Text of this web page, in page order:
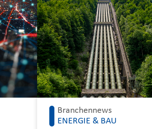
Branchennews
ENERGIE & BAU